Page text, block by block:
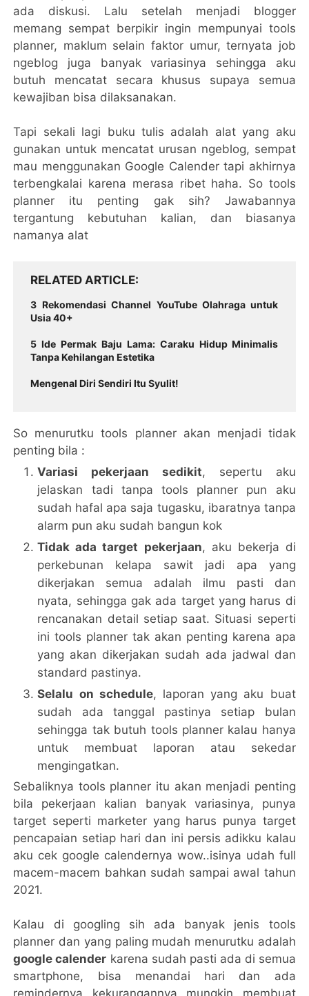
ada diskusi. Lalu setelah menjadi blogger
memang sempat berpikir ingin mempunyai tools
planner, maklum selain faktor umur, ternyata job
ngeblog juga banyak variasinya sehingga aku
butuh mencatat secara khusus supaya semua
kewajiban bisa dilaksanakan.
Tapi sekali lagi buku tulis adalah alat yang aku
gunakan untuk mencatat urusan ngeblog, sempat
mau menggunakan Google Calender tapi akhirnya
terbengkalai karena merasa ribet haha. So tools
planner itu penting gak sih? Jawabannya
tergantung kebutuhan kalian, dan biasanya
namanya alat
RELATED ARTICLE
3 Rekomendasi Channel YouTube Olahraga untuk
Usia 40+
5 Ide Permak Baju Lama: Caraku Hidup Minimalis
Tanpa Kehilangan Estetika
Mengenal Diri Sendiri Itu Syulit!
So menurutku tools planner akan menjadi tidak
penting bila :
Variasi pekerjaan sedikit, sepertu aku
jelaskan tadi tanpa tools planner pun aku
sudah hafal apa saja tugasku, ibaratnya tanpa
alarm pun aku sudah bangun kok
Tidak ada target pekerjaan, aku bekerja di
perkebunan kelapa sawit jadi apa yang
dikerjakan semua adalah ilmu pasti dan
nyata, sehingga gak ada target yang harus di
rencanakan detail setiap saat. Situasi seperti
ini tools planner tak akan penting karena apa
yang akan dikerjakan sudah ada jadwal dan
standard pastinya.
Selalu on schedule, laporan yang aku buat
sudah ada tanggal pastinya setiap bulan
sehingga tak butuh tools planner kalau hanya
untuk membuat laporan atau sekedar
mengingatkan.
Sebaliknya tools planner itu akan menjadi penting
bila pekerjaan kalian banyak variasinya, punya
target seperti marketer yang harus punya target
pencapaian setiap hari dan ini persis adikku kalau
aku cek google calendernya wow..isinya udah full
macem-macem bahkan sudah sampai awal tahun
2021.
Kalau di googling sih ada banyak jenis tools
planner dan yang paling mudah menurutku adalah
google calender karena sudah pasti ada di semua
smartphone, bisa menandai hari dan ada
remindernya kekurangannya mungkin membuat